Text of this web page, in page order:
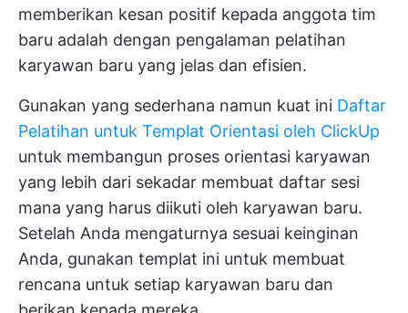
memberikan kesan positif kepada anggota tim
baru adalah dengan pengalaman pelatihan
karyawan baru yang jelas dan efisien.
Gunakan yang sederhana namun kuat ini Daftar
Pelatihan untuk Templat Orientasi oleh ClickUp
untuk membangun proses orientasi karyawan
yang lebih dari sekadar membuat daftar sesi
mana yang harus diikuti oleh karyawan baru.
Setelah Anda mengaturnya sesuai keinginan
Anda, gunakan templat ini untuk membuat
rencana untuk setiap karyawan baru dan